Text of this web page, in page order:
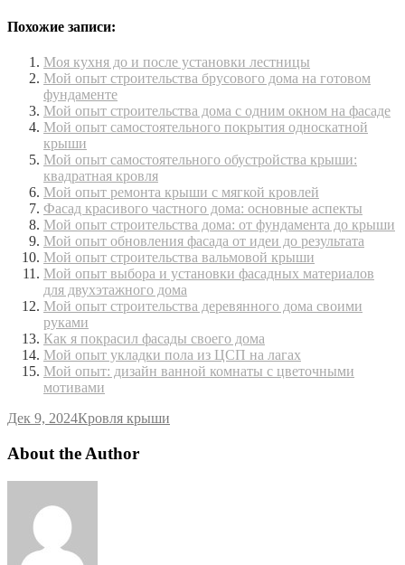
Похожие записи:
Моя кухня до и после установки лестницы
Мой опыт строительства брусового дома на готовом
фундаменте
Мой опыт строительства дома с одним окном на фасаде
Мой опыт самостоятельного покрытия односкатной
крыши
Мой опыт самостоятельного обустройства крыши:
квадратная кровля
Мой опыт ремонта крыши с мягкой кровлей
Фасад красивого частного дома: основные аспекты
Мой опыт строительства дома: от фундамента до крыши
Мой опыт обновления фасада от идеи до результата
Мой опыт строительства вальмовой крыши
Мой опыт выбора и установки фасадных материалов
для двухэтажного дома
Мой опыт строительства деревянного дома своими
руками
Как я покрасил фасады своего дома
Мой опыт укладки пола из ЦСП на лагах
Мой опыт: дизайн ванной комнаты с цветочными
мотивами
Дек 9, 2024Кровля крыши
About the Author